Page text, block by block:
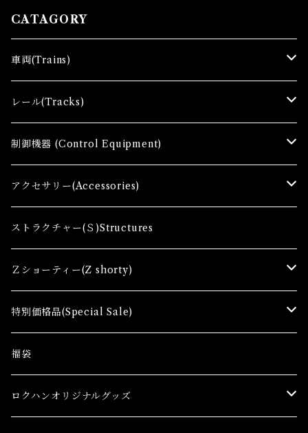
CATAGORY
車両(Trains)
Ｚゲージ車両(Ｔ) Zgauge Trains
Ｚゲージスターターセット(G) Z Starter sets
Zゲージファーストセット(E) Z First Sets
レール(Tracks)
レール(R)Tracks
レールセット(R) Track Sets
レール関連商品(Track related goods)
制御機器 (Control Equipment)
制御機器（Ｃ＆ＲＣ）Control Equipment
制御機器（Ａ）Control Accessory
アクセサリー(Accessories)
アクセサリー(A) Accessories
コンテナ(Ａ) Container Cargo
ストラクチャー(Ｓ)Structures
Ｚショーティー(Z shorty)
車両（ST）Z Shorty Trains
アクセサリー&ストラクチャー(SA&SS) ACC&STL
スターターセット(SG) Starter Sets
特別価格品(Special Sale)
Ｚゲージ車両(特別価格) Trains
在宅支援キャンペーン
福袋
ロクハンオリジナルグッズ